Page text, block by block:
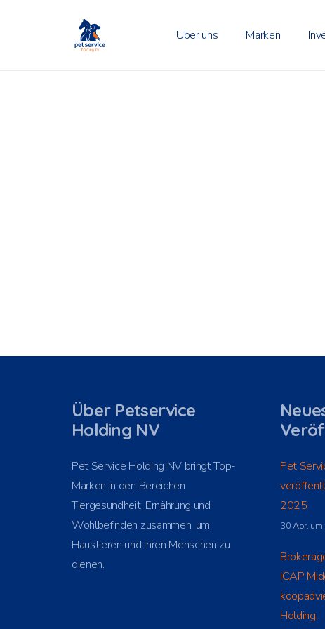
Über uns Marken
Über Petservice
Holding NV
Pet Service Holding NV bringt Top-
Marken in den Bereichen
Tiergesundheit, Ernährung und
Wohlbefinden zusammen, um
Haustieren und ihren Menschen zu
dienen.
Pet
2025
30 Apr.
ICAP
Holding.